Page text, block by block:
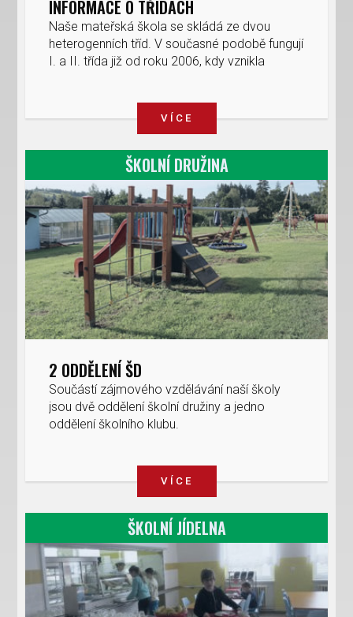
INFORMACE O TŘÍDÁCH
Naše mateřská škola se skládá ze dvou
heterogenních tříd. V současné podobě fungují
I. a II. třída již od roku 2006, kdy vznikla
VÍCE
ŠKOLNÍ DRUŽINA
2 ODDĚLENÍ ŠD
Součástí zájmového vzdělávání naší školy
jsou dvě oddělení školní družiny a jedno
oddělení školního klubu.
VÍCE
ŠKOLNÍ JÍDELNA